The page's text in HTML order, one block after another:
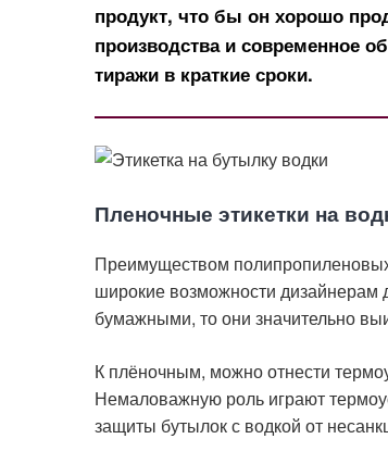
продукт, что бы он хорошо
производства и современное
тиражи в краткие сроки.
Пленочные этикетки на
Преимуществом
широкие возможности дизайнерам
бумажными, то они значительно
К плёночным, можно отнести
Немаловажную роль играют
защиты бутылок с водкой от